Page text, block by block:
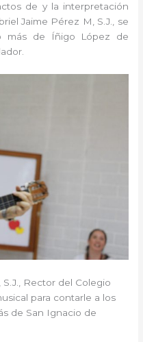
de y la interpretación
Jaime Pérez M, S.J., se
más de Íñigo López de
Rector del Colegio
para contarle a los
de San Ignacio de